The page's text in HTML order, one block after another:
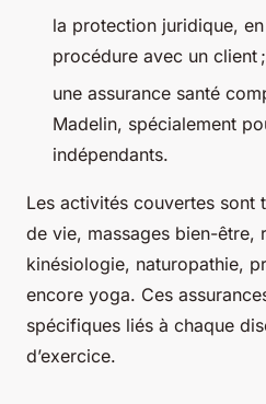
la protection juridique,
procédure avec un client ;
une assurance santé
Madelin, spécialement
indépendants.
Les activités couvertes sont
de vie, massages bien-être,
kinésiologie, naturopathie,
encore yoga. Ces
spécifiques liés à chaque
d’exercice.